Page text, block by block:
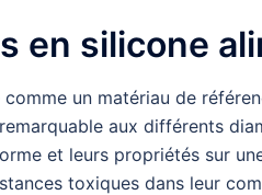
en silicone
un matériau de
aux différents
et leurs propriétés sur
toxiques dans leur